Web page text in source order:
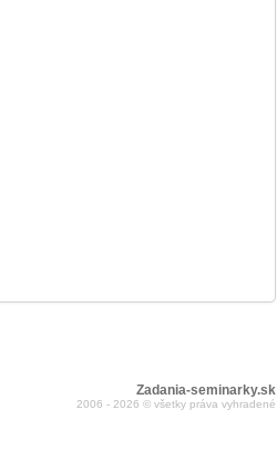
Zadania-seminarky.sk
2006 - 2026 © všetky práva vyhradené